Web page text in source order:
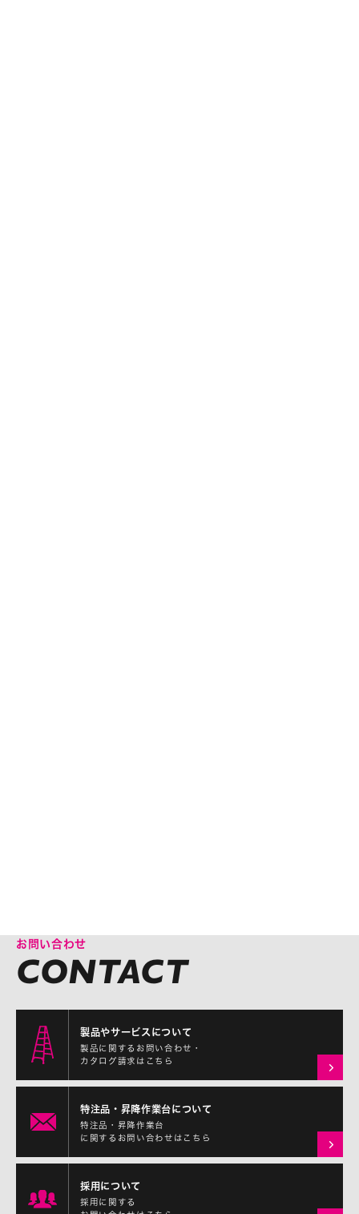
お問い合わせ
製品やサービスについて
製品に関するお問い合わせ・
カタログ請求はこちら
特注品・昇降作業台について
特注品・昇降作業台
に関するお問い合わせはこちら
採用について
採用に関する